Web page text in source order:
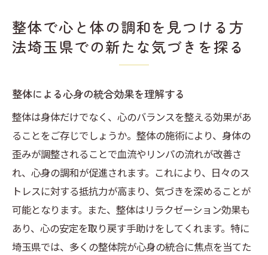
埼玉県で整体を受ける際の留意点
整体で得られる心の安定とリラックス
整体による日常生活の質の向上
整体を通じた体の声を聞く方法
埼玉県での整体体験がもたらす新たな視点
整体で得た気づきを日常に活かす
整体セッションを通じた自己発見
整体による健康的なライフスタイルの構築
整体施術で健康的なライフスタイルを実現する
ためのステップ
整体で心と体の調和を見つける方
法埼玉県での新たな気づきを探る
整体による心身の統合効果を理解する
整体は身体だけでなく、心のバランスを整える効果があ
ることをご存じでしょうか。整体の施術により、身体の
歪みが調整されることで血流やリンパの流れが改善さ
れ、心身の調和が促進されます。これにより、日々のス
トレスに対する抵抗力が高まり、気づきを深めることが
可能となります。また、整体はリラクゼーション効果も
あり、心の安定を取り戻す手助けをしてくれます。特に
埼玉県では、多くの整体院が心身の統合に焦点を当てた